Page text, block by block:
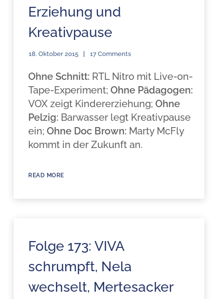
Erziehung und
Kreativpause
18. Oktober 2015 17 Comments
Ohne Schnitt: RTL Nitro mit Live-on-
Tape-Experiment; Ohne Pädagogen:
VOX zeigt Kindererziehung;Ohne
Pelzig: Barwasser legt Kreativpause
ein;Ohne Doc Brown: Marty McFly
kommt in der Zukunft an.
READ MORE
Folge 173: VIVA
schrumpft, Nela
wechselt, Mertesacker